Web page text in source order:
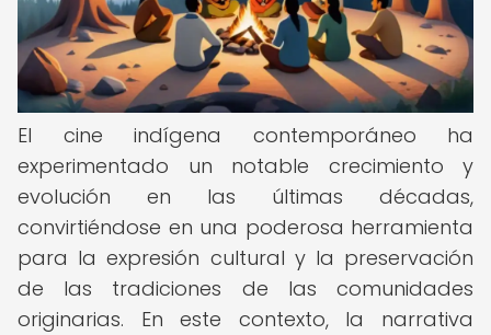
El cine indígena contemporáneo ha
experimentado un notable crecimiento y
evolución en las últimas décadas,
convirtiéndose en una poderosa herramienta
para la expresión cultural y la preservación
de las tradiciones de las comunidades
originarias. En este contexto, la narrativa